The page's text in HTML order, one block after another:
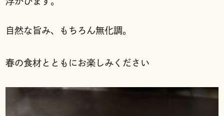
自然な旨み、もちろん無化調。
春の食材とともにお楽しみください